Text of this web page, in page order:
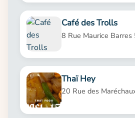
Café des Trolls
8 Rue Maurice
Thaï Hey
20 Rue des